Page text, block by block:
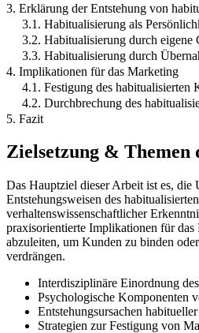
3. Erklärung der Entstehung von
3.1. Habitualisierung als
3.2. Habitualisierung durch eigene
3.3. Habitualisierung durch
4. Implikationen für das Marketing
4.1. Festigung des habitualisierten
4.2. Durchbrechung des
5. Fazit
Zielsetzung & Themen
Das Hauptziel dieser Arbeit ist es, die
Entstehungsweisen des
verhaltenswissenschaftlicher
praxisorientierte Implikationen für
abzuleiten, um Kunden zu binden
verdrängen.
Interdisziplinäre Einordnung
Psychologische Komponenten
Entstehungsursachen
Strategien zur Festigung von